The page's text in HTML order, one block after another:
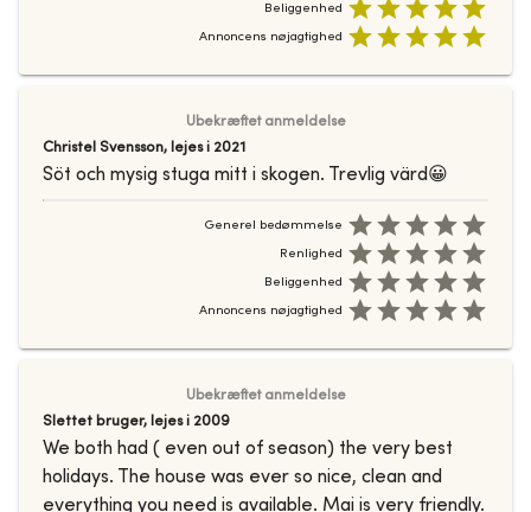
Beliggenhed
Annoncens nøjagtighed
Ubekræftet anmeldelse
Christel Svensson, lejes i 2021
Söt och mysig stuga mitt i skogen. Trevlig värd😀
Generel bedømmelse
Renlighed
Beliggenhed
Annoncens nøjagtighed
Ubekræftet anmeldelse
Slettet bruger, lejes i 2009
We both had ( even out of season) the very best
holidays. The house was ever so nice, clean and
everything you need is available. Mai is very friendly.